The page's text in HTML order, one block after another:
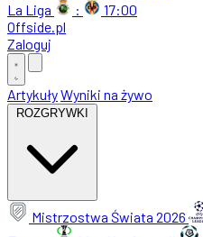
La Liga
:
17:00
Offside.pl
Zaloguj
ArtykułyWyniki na żywo
ROZGRYWKI
Mistrzostwa Świata 2026